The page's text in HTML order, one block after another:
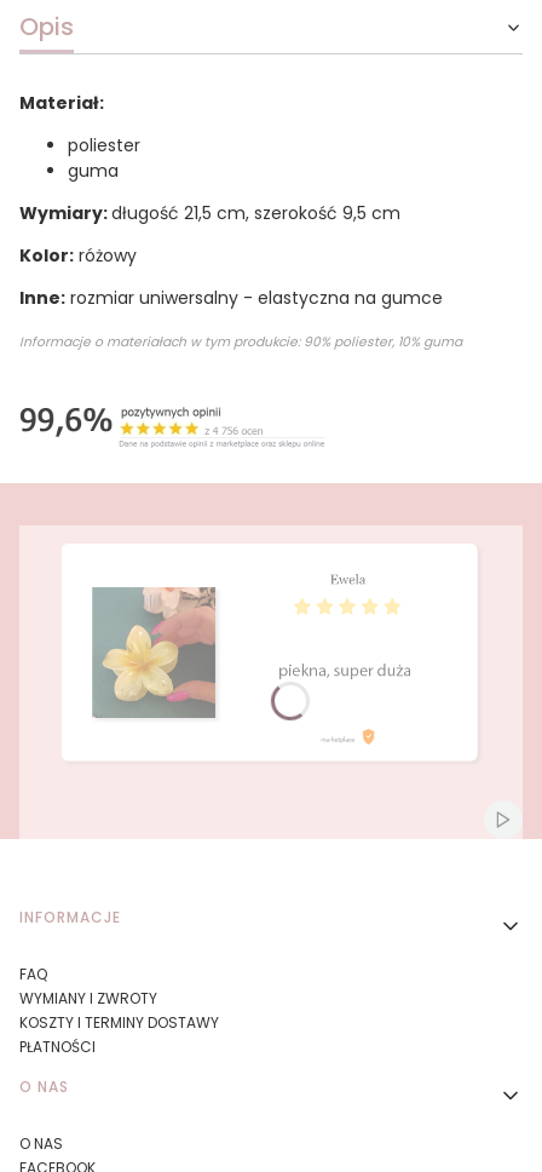
Opis
Materiał:
poliester
guma
Wymiary:długość 21,5 cm, szerokość 9,5 cm
Kolor: różowy
Inne: rozmiar uniwersalny - elastyczna na gumce
Informacje o materiałach w tym produkcie: 90% poliester, 10% guma
Linki w stopce
INFORMACJE
FAQ
WYMIANY I ZWROTY
KOSZTY I TERMINY DOSTAWY
PŁATNOŚCI
O NAS
O NAS
FACEBOOK